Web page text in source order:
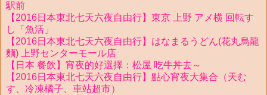
駅前
【2016日本東北七天六夜自由行】東京 上野 アメ横 回転す
し「魚活」
【2016日本東北七天六夜自由行】はなまるうどん(花丸烏龍
麵) 上野センターモール店
【日本 餐飲】宵夜的好選擇：松屋 吃牛丼去～
【2016日本東北七天六夜自由行】點心宵夜大集合（天む
す、冷凍橘子、車站超市）